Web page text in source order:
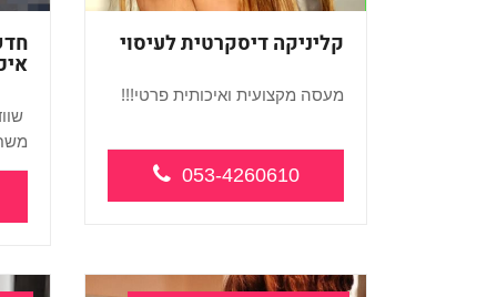
קליניקה דיסקרטית לעיסוי
מעסה מקצועית ואיכותית פרטי!!!
053-4260610